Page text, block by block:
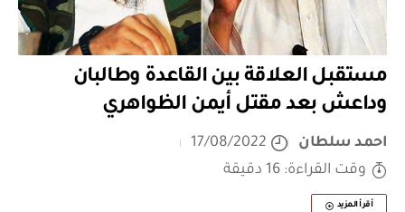
مستقبل العلاقة بين القاعدة وطالبان
وداعش بعد مقتل أيمن الظواهري
احمد سلطان
17/08/2022
وقت القراءة: 16 دقيقة
أقرأ المزيد